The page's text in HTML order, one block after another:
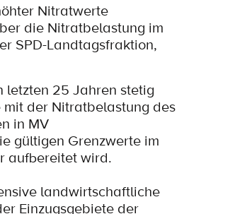
Nitratwerte
die Nitratbelastung im
SPD-Landtagsfraktion,
letzten 25 Jahren stetig
der Nitratbelastung des
in MV
gültigen Grenzwerte im
aufbereitet wird.
landwirtschaftliche
Einzugsgebiete der